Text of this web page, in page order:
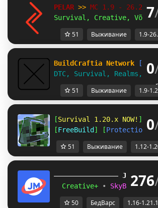
PELAR >> MC 1.9 - 26.2
Survival, Creative,
7
51 Выживание 1.9-
BuildCraftia Network
DTC, Survival, Realms, &0
51 Выживание 1.9-
[Survival 1.20.x NOW! ] [
[FreeBuild ] [Protections] [
0
51 Выживание 1.12-
JUSTMC
Creative+
• 276
50 БедВарс 1.16-